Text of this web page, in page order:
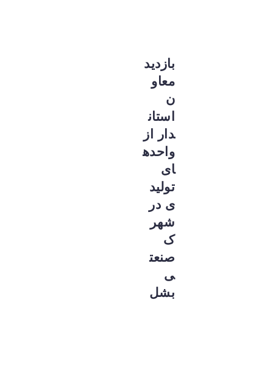
بازدید
معاو
ن
استان
دار از
واحده
ای
تولید
ی در
شهر
ک
صنعت
ی
بشل